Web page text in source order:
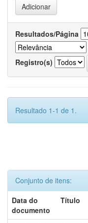
Resultados/Página
Registro(s)
Resultado 1-1 de 1.
Conjunto de itens:
Data do
documento
Título